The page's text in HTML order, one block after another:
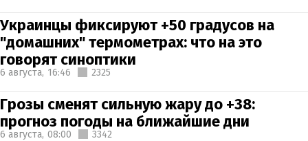
Украинцы фиксируют +50 градусов на
"домашних" термометрах: что на это
говорят синоптики
6 августа, 16:46 2325
Грозы сменят сильную жару до +38:
прогноз погоды на ближайшие дни
6 августа, 08:00 3342